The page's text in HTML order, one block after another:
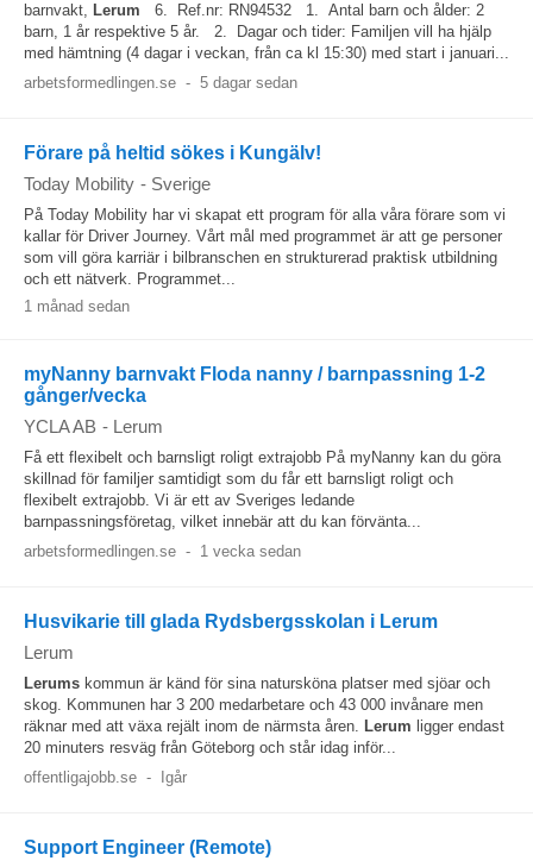
barnvakt, Lerum 6. Ref.nr: RN94532 1. Antal barn och ålder: 2
barn, 1 år respektive 5 år. 2. Dagar och tider: Familjen vill ha hjälp
med hämtning (4 dagar i veckan, från ca kl 15:30) med start i januari...
arbetsformedlingen.se - 5 dagar sedan
Förare på heltid sökes i Kungälv!
Today Mobility - Sverige
På Today Mobility har vi skapat ett program för alla våra förare som vi
kallar för Driver Journey. Vårt mål med programmet är att ge personer
som vill göra karriär i bilbranschen en strukturerad praktisk utbildning
och ett nätverk. Programmet...
1 månad sedan
myNanny barnvakt Floda nanny / barnpassning 1-2
gånger/vecka
YCLA AB - Lerum
Få ett flexibelt och barnsligt roligt extrajobb På myNanny kan du göra
skillnad för familjer samtidigt som du får ett barnsligt roligt och
flexibelt extrajobb. Vi är ett av Sveriges ledande
barnpassningsföretag, vilket innebär att du kan förvänta...
arbetsformedlingen.se - 1 vecka sedan
Husvikarie till glada Rydsbergsskolan i Lerum
Lerum
Lerums kommun är känd för sina natursköna platser med sjöar och
skog. Kommunen har 3 200 medarbetare och 43 000 invånare men
räknar med att växa rejält inom de närmsta åren. Lerum ligger endast
20 minuters resväg från Göteborg och står idag inför...
offentligajobb.se - Igår
Support Engineer (Remote)